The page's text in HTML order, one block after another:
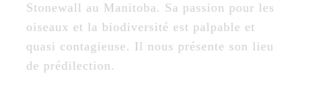
Stonewall au Manitoba. Sa passion pour les
oiseaux et la biodiversité est palpable et
quasi contagieuse. Il nous présente son lieu
de prédilection.